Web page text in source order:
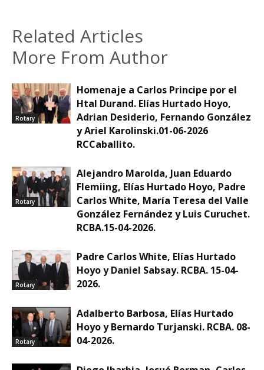
Related Articles
More From Author
Rotary
Homenaje a Carlos Principe por el
Htal Durand. Elías Hurtado Hoyo,
Adrian Desiderio, Fernando González
y Ariel Karolinski.01-06-2026
RCCaballito.
Rotary
Alejandro Marolda, Juan Eduardo
Flemiing, Elías Hurtado Hoyo, Padre
Carlos White, María Teresa del Valle
González Fernández y Luis Curuchet.
RCBA.15-04-2026.
Rotary
Padre Carlos White, Elías Hurtado
Hoyo y Daniel Sabsay. RCBA. 15-04-
2026.
Rotary
Adalberto Barbosa, Elías Hurtado
Hoyo y Bernardo Turjanski. RCBA. 08-
04-2026.